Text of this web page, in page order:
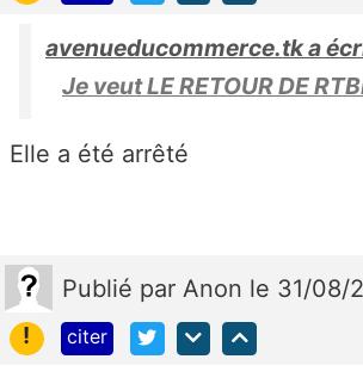
avenueducommerce.tk a
Je veut LE RETOUR DE
Elle a été arrêté
Publié par Anon le 31/08/
!
citer